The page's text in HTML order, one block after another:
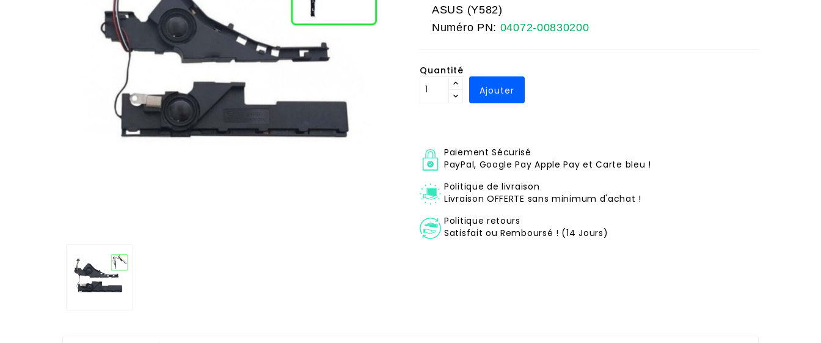
ASUS (Y582)
Numéro PN: 04072-00830200
Quantité
Ajouter
Paiement Sécurisé
PayPal, Google Pay Apple Pay et Carte bleu !
Politique de livraison
Livraison OFFERTE sans minimum d'achat !
Politique retours
Satisfait ou Remboursé ! (14 Jours)